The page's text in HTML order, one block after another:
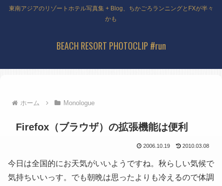
東南アジアのリゾートホテル写真集 + Blog、ちかごろランニングとFXが半々
かも
BEACH RESORT PHOTOCLIP #run
ホーム Monologue
Firefox（ブラウザ）の拡張機能は便利
2006.10.19 2010.03.08
今日は全国的にお天気がいいようですね。秋らしい気候で
気持ちいいっす。でも朝晩は思ったよりも冷えるので体調